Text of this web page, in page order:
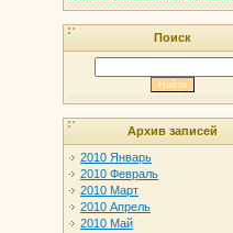
Поиск
Архив записей
2010 Январь
2010 Февраль
2010 Март
2010 Апрель
2010 Май